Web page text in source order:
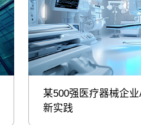
某500强医疗器械企
新实践